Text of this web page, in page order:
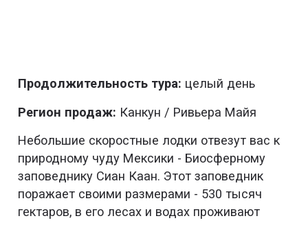
Продолжительность тура: целый день
Регион продаж: Канкун / Ривьера Майя
Небольшие скоростные лодки отвезут вас к
природному чуду Мексики - Биосферному
заповеднику Сиан Каан. Этот заповедник
поражает своими размерами - 530 тысяч
гектаров, в его лесах и водах проживают